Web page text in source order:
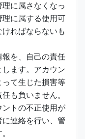
に属さなくなっ
に属する使用可
ればならないも
を、自己の責任
ます。アカウン
って生じた損害等
も負いません。
トの不正使用が
連絡を行い、管